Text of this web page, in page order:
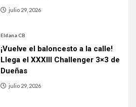
julio 29, 2026
Eldana CB
¡Vuelve el baloncesto a la calle!
Llega el XXXIII Challenger 3×3 de
Dueñas
julio 29, 2026